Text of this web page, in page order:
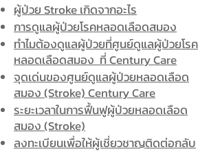
ผู้ป่วย Stroke เกิดจากอะไร
การดูแลผู้ป่วยโรคหลอดเลือดสมอง
ทำไมต้องดูแลผู้ป่วยที่ศูนย์ดูแลผู้ป่วยโรค
หลอดเลือดสมอง ที่ Century Care
จุดเด่นของศูนย์ดูแลผู้ป่วยหลอดเลือด
สมอง (Stroke) Century Care
ระยะเวลาในการฟื้นฟูผู้ป่วยหลอดเลือด
สมอง (Stroke)
ลงทะเบียนเพื่อให้ผู้เชี่ยวชาญติดต่อกลับ